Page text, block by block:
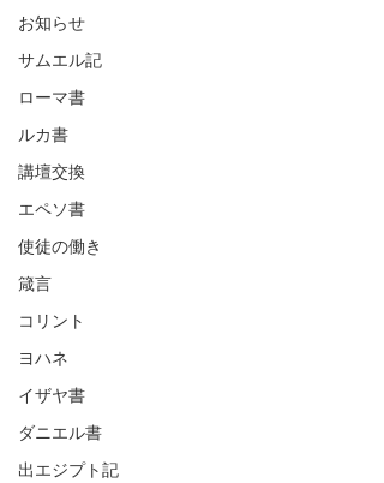
お知らせ
サムエル記
ローマ書
ルカ書
講壇交換
エペソ書
使徒の働き
箴言
コリント
ヨハネ
イザヤ書
ダニエル書
出エジプト記